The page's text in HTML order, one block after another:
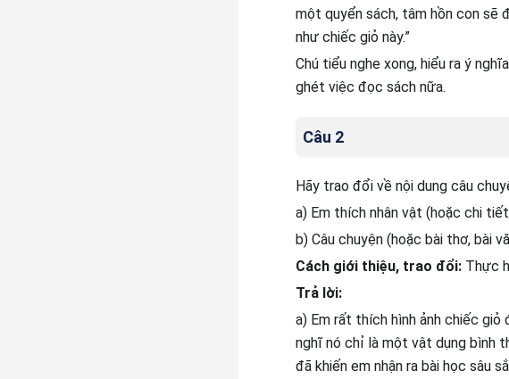
một quyển sách, tâm hồn con sẽ
như chiếc giỏ này.”
Chú tiểu nghe xong, hiểu ra ý
ghét việc đọc sách nữa.
Câu 2
Hãy trao đổi về nội dung câu
a) Em thích nhân vật (hoặc chi
b) Câu chuyện (hoặc bài thơ, bài
Cách giới thiệu, trao đổi: Thực
Trả lời:
a) Em rất thích hình ảnh chiếc
nghĩ nó chỉ là một vật dụng bình
đã khiến em nhận ra bài học sâu